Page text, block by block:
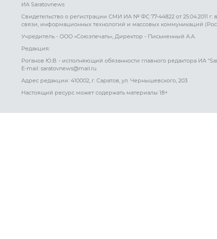
ИА Saratovnews
Свидетельство о регистрации СМИ ИА № ФС 77-44822 от 25.04.2011
связи, информационных технологий и массовых коммуникаций
Учредитель - ООО «Союзпечать», Директор - Письменный А.А.
Редакция:
Роганов Ю.В. - исполняющий обязанности главного редактора ИА
E-mail: saratovnews@mail.ru
Адрес редакции: 410002, г. Саратов, ул. Чернышевского, 203
Настоящий ресурс может содержать материалы 18+